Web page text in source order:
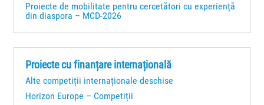
Proiecte de mobilitate pentru cercetători cu experiență
din diaspora – MCD-2026
Proiecte cu finanțare internațională
Alte competiții internaționale deschise
Horizon Europe – Competiții